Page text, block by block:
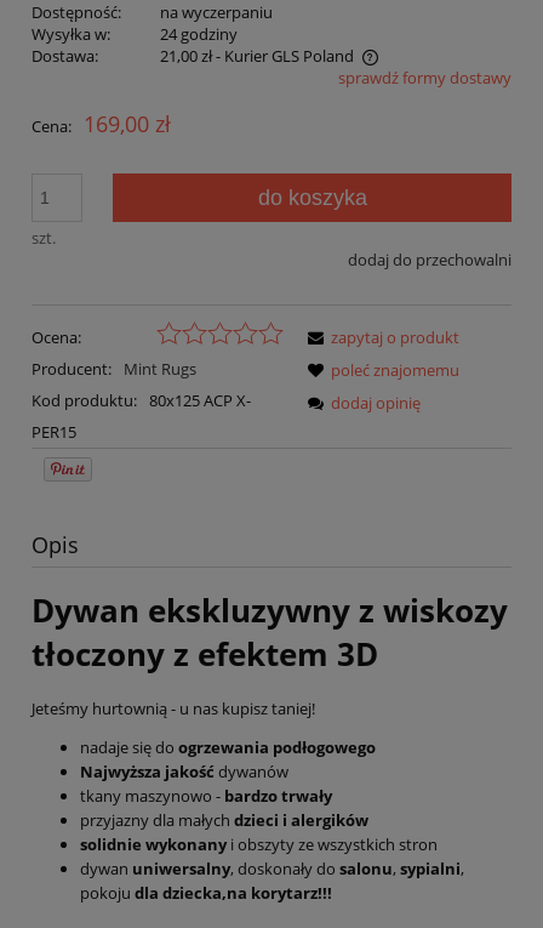
Dostępność:
na wyczerpaniu
Wysyłka w:
24 godziny
Dostawa:
21,00 zł- Kurier GLS Poland
Cena nie zawiera ewentualnych kosztów płatnościsprawdź formy dostawy
Cena: 169,00 zł
szt.
do koszyka
dodaj do przechowalni
Ocena:
Producent:
Mint Rugs
Kod produktu: 80x125 ACP X-
PER15
zapytaj o produkt
poleć znajomemu
dodaj opinię
Opis
Dywan ekskluzywny z wiskozy
tłoczony z efektem 3D
Jeteśmy hurtownią - u nas kupisz taniej!
nadaje się do ogrzewania podłogowego
Najwyższa jakość dywanów
tkany maszynowo - bardzo trwały
przyjazny dla małych dzieci i alergików
solidnie wykonanyi obszyty ze wszystkich stron
dywan uniwersalny, doskonały do salonu, sypialni,
pokoju dla dziecka,na korytarz!!!